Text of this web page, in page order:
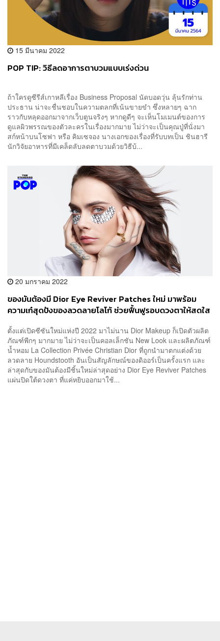
15 มีนาคม 2022
POP TIP: วิธีลดอาการตาบวมแบบเร่งด่วน
ถ้าใครดูซีรีส์เกาหลีเรื่อง Business Proposal นัดบอดวุ่น ลุ้นรักท่าน
ประธาน น่าจะชื่นชอบในความตลกที่เน้นขายขำ ซึ่งหลายๆ ฉาก
ราวกับหลุดออกมาจากเว็บตูนจริงๆ หากดูดีๆ จะเห็นโมเมนต์ของการ
ดูแลผิวพรรณของตัวละครในเรื่องมากมาย ไม่ว่าจะเป็นคุณปู่ที่นั่งมา
สก์หน้าบนโซฟา หรือ คิมเซจอง นางเอกของเรื่องที่รับบทเป็น ชินฮารี
นักวิจัยอาหารที่มีเคล็ดลับลดตาบวมด้วยวิธีบ้...
20 มกราคม 2022
ของมันต้องมี Dior Eye Reviver Patches ใหม่ มาพร้อม
ความเก๋สุดปังของลวดลายโลโก้ ช่วยฟื้นฟูรอบดวงตาให้สดใส
ตั้งแต่เปิดซีซันใหม่แห่งปี 2022 มาไม่นาน Dior Makeup ก็เปิดตัวผลิต
ภัณฑ์พีกๆ มากมาย ไม่ว่าจะเป็นคอลเล็กชัน New Look และผลิตภัณฑ์
น้ำหอม La Collection Privée Christian Dior ที่ถูกนำมาตกแต่งด้วย
ลวดลาย Houndstooth อันเป็นสัญลักษณ์ของดิออร์เป็นครั้งแรก และ
ล่าสุดกับของมันต้องมีชิ้นใหม่ล่าสุดอย่าง Dior Eye Reviver Patches
แผ่นปิดใต้ดวงตา ที่แค่หยิบออกมาใช้...